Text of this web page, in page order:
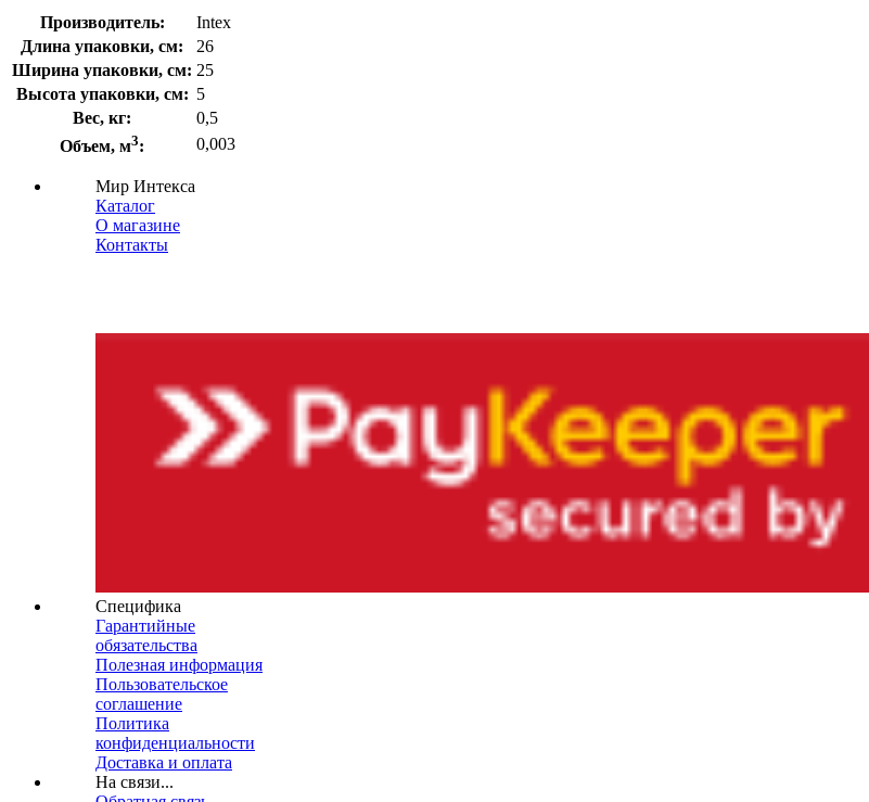
Производитель:
Intex
Длина упаковки, см:
26
Ширина упаковки, см: 25
Высота упаковки, см: 5
Вес, кг:
0,5
Объем, м3: 0,003
Мир Интекса
Каталог
О магазине
Контакты
Специфика
Гарантийные
обязательства
Полезная информация
Пользовательское
соглашение
Политика
конфиденциальности
Доставка и оплата
На связи...